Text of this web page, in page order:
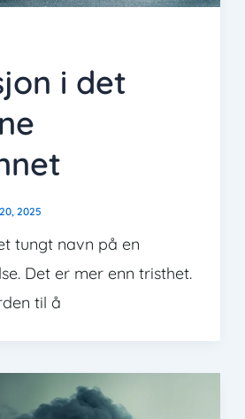
i det
2025
tungt navn på en
Det er mer enn tristhet.
til å